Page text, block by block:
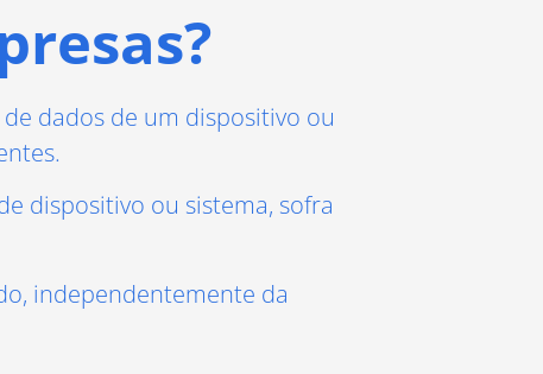
dados de um dispositivo ou
dispositivo ou sistema, sofra
independentemente da